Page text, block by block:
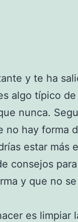
y te ha
algo típico
nunca.
no hay forma
estar más
consejos
y que no
es limpiar